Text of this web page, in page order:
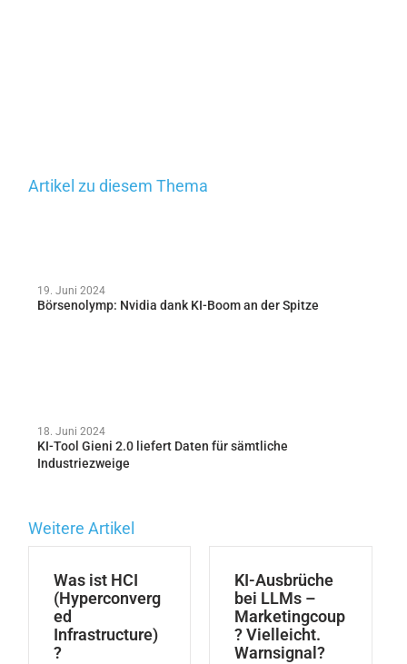
Artikel zu diesem Thema
19. Juni 2024
Börsenolymp: Nvidia dank KI-Boom an der Spitze
18. Juni 2024
KI-Tool Gieni 2.0 liefert Daten für sämtliche
Industriezweige
Weitere Artikel
Was ist HCI
(Hyperconverg
ed
Infrastructure)
?
KI-Ausbrüche
bei LLMs –
Marketingcoup
? Vielleicht.
Warnsignal?